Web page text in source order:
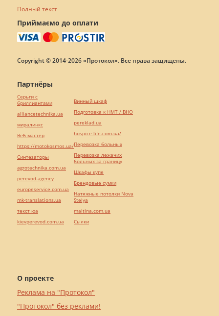
Полный текст
Приймаємо до оплати
Copyright © 2014-2026 «Протокол». Все права защищены.
О проекте
Реклама на "Протокол"
"Протокол" без реклами!
Партнёры
Серьги с
бриллиантами
alliancetechnika.ua
миралинкс
Веб мастер
https://motokosmos.ua/
Синтезаторы
agrotechnika.com.ua
perevod.agency
europeservice.com.ua
mk-translations.ua
текст юа
kievperevod.com.ua
Винный шкаф
Подготовка к НМТ / ВНО
pereklad.ua
hospice-life.com.ua/
Перевозка больных
Перевозка лежачих
больных за границу
Шкафы купе
Брендовые сумки
Натяжные потолки Nova
Stelya
maltina.com.ua
Cылки